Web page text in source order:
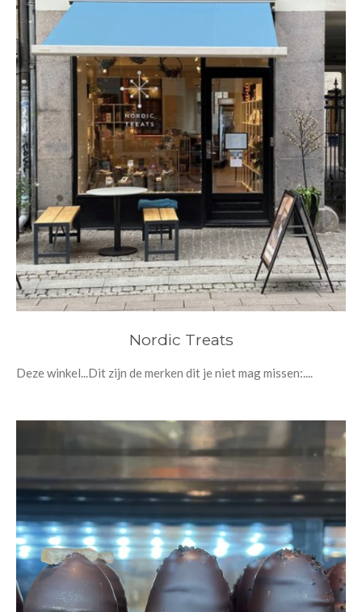
Nordic Treats
Deze winkel...Dit zijn de merken dit je niet mag missen:....